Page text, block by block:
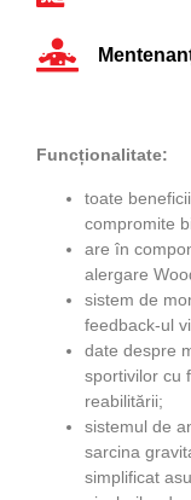
Funcționalitate:
toate
compromite
are în
alergare
sistem de
feedback-ul
date despre
sportivilor cu
reabilitării;
sistemul de
sarcina
simplificat